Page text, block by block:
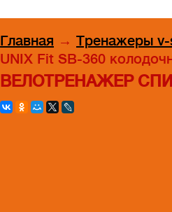
Главная → Тренажеры
UNIX Fit SB-360
ВЕЛОТРЕНАЖЕР